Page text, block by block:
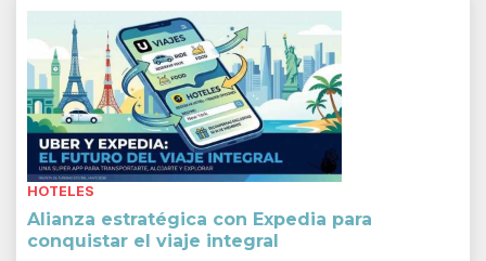
HOTELES
Alianza estratégica con Expedia para
conquistar el viaje integral